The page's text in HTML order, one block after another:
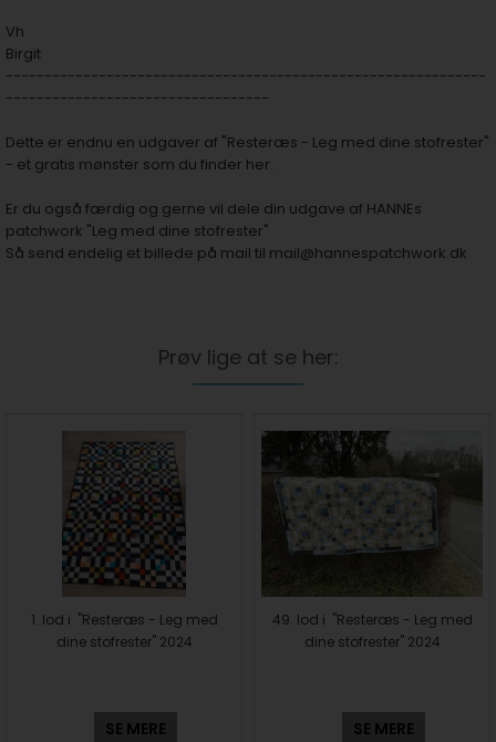
Vh
Birgit
--------------------------------------------------------------
----------------------------------
Dette er endnu en udgaver af "Resteræs - Leg med dine stofrester"
- et gratis mønster som du finder her.
Er du også færdig og gerne vil dele din udgave af HANNEs
patchwork "Leg med dine stofrester"
Så send endelig et billede på mail til mail@hannespatchwork.dk
Prøv lige at se her:
1. lod i "Resteræs - Leg med
dine stofrester" 2024
SE MERE
49. lod i "Resteræs - Leg med
dine stofrester" 2024
SE MERE